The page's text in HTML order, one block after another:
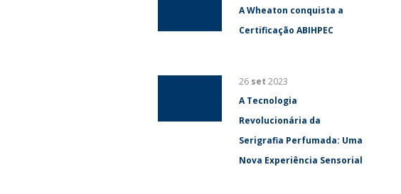
A Wheaton conquista a
Certificação ABIHPEC
26 set 2023
A Tecnologia
Revolucionária da
Serigrafia Perfumada: Uma
Nova Experiência Sensorial